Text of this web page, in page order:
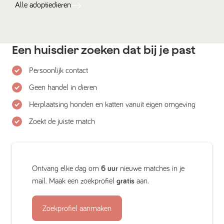
Alle adoptiedieren
Een huisdier zoeken dat bij je past
Persoonlijk contact
Geen handel in dieren
Herplaatsing honden en katten vanuit eigen omgeving
Zoekt de juiste match
Ontvang elke dag om 6 uur nieuwe matches in je
mail. Maak een zoekprofiel gratis aan.
Zoekprofiel aanmaken